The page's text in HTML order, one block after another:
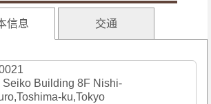
信息 交通
Seiko Building 8F Nishi-
ku,Tokyo